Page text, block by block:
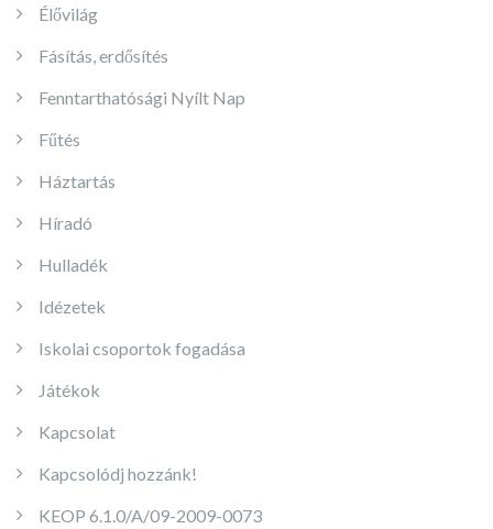
Élővilág
Fásítás, erdősítés
Fenntarthatósági Nyílt Nap
Fűtés
Háztartás
Híradó
Hulladék
Idézetek
Iskolai csoportok fogadása
Játékok
Kapcsolat
Kapcsolódj hozzánk!
KEOP 6.1.0/A/09-2009-0073